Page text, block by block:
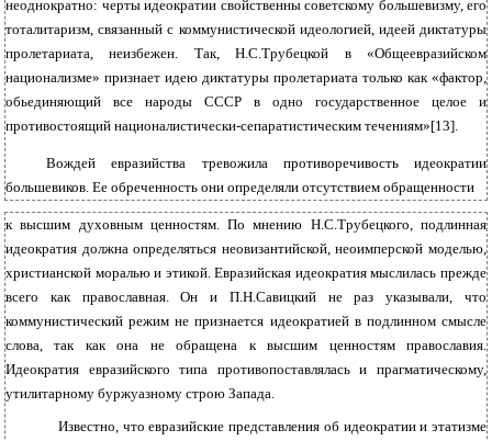
неоднократно: черты идеократии свойственны советскому большевизму, его
тоталитаризм, связанный с коммунистической идеологией, идеей диктатуры
пролетариата, неизбежен. Так, Н.С.Трубецкой в «Общеевразийском
национализме» признает идею диктатуры пролетариата только как «фактор,
обьединяющий все народы СССР в одно государственное целое и
противостоящий националистически-сепаратистическим течениям»[13].
Вождей евразийства тревожила противоречивость идеократии
большевиков. Ее обреченность они определяли отсутствием обращенности
к высшим духовным ценностям. По мнению Н.С.Трубецкого, подлинная
идеократия должна определяться неовизантийской, неоимперской моделью,
христианской моралью и этикой. Евразийская идеократия мыслилась прежде
всего как православная. Он и П.Н.Савицкий не раз указывали, что
коммунистический режим не признается идеократией в подлинном смысле
слова, так как она не обращена к высшим ценностям православия.
Идеократия евразийского типа противопоставлялась и прагматическому,
утилитарному буржуазному строю Запада.
Известно, что евразийские представления об идеократии и этатизме